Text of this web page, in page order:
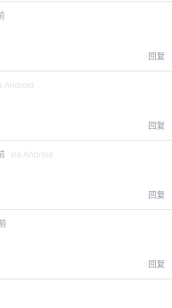
回复
Android
回复
via Android
回复
回复